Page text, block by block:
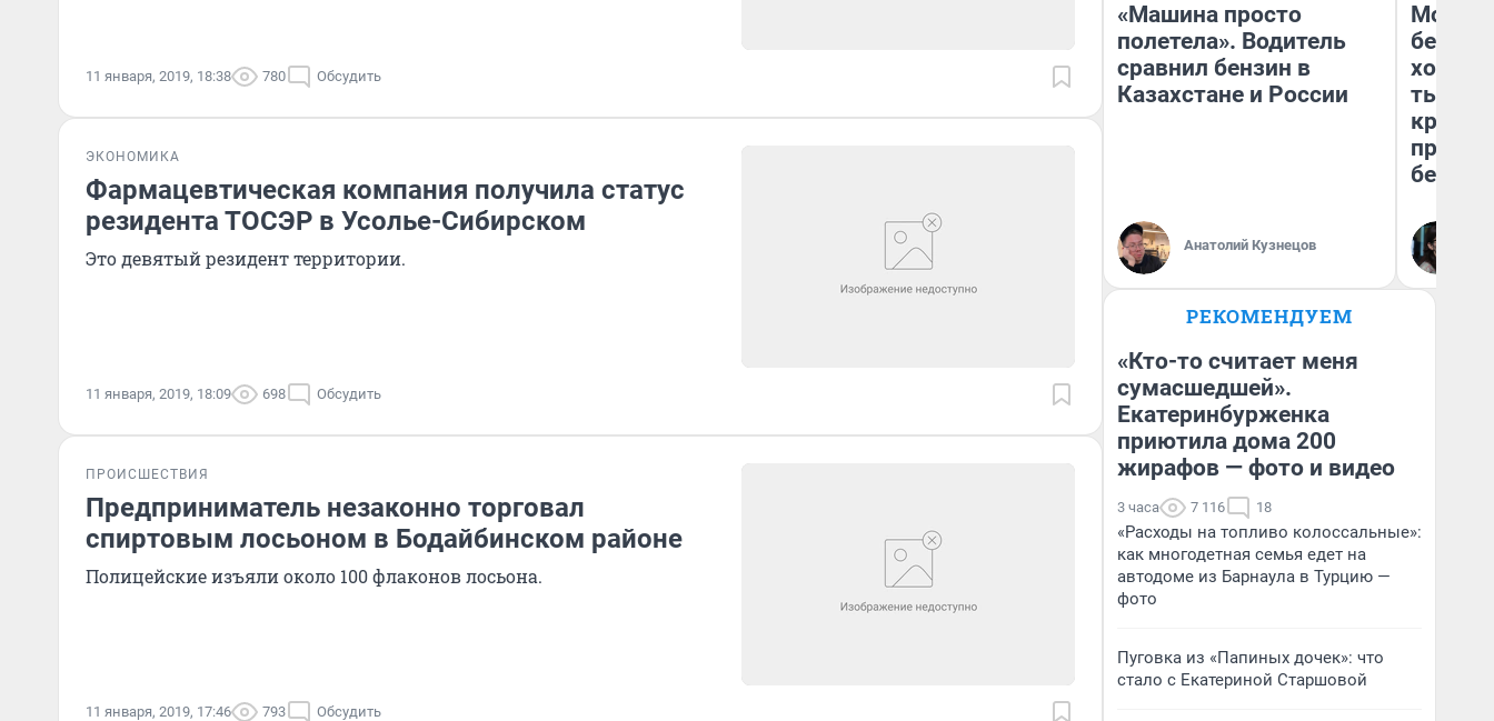
11 января, 2019, 18:38 780 Обсудить
ЭКОНОМИКА
Фармацевтическая компания получила статус
резидента ТОСЭР в Усолье-Сибирском
Это девятый резидент территории.
11 января, 2019, 18:09 698 Обсудить
ПРОИСШЕСТВИЯ
Предприниматель незаконно торговал
спиртовым лосьоном в Бодайбинском районе
Полицейские изъяли около 100 флаконов лосьона.
11 января, 2019, 17:46 793 Обсудить
«Машина просто
полетела». Водитель
сравнил бензин в
Казахстане и России
Анатолий Кузнецов
Мой
хотела
тысяч,
РЕКОМЕНДУЕМ
«Кто-то считает меня
сумасшедшей».
Екатеринбурженка
приютила дома 200
жирафов — фото и видео
3 часа 7 116 18
«Расходы на топливо колоссальные»:
как многодетная семья едет на
автодоме из Барнаула в Турцию —
фото
Пуговка из «Папиных дочек»: что
стало с Екатериной Старшовой